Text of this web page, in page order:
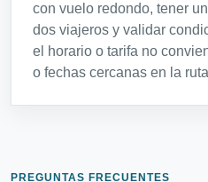
con vuelo redondo, tener
dos viajeros y validar
el horario o tarifa no
o fechas cercanas en la
PREGUNTAS FRECUENTES